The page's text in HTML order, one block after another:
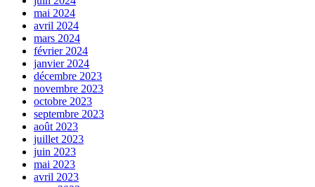
mai 2024
avril 2024
mars 2024
février 2024
janvier 2024
décembre 2023
novembre 2023
octobre 2023
septembre 2023
août 2023
juillet 2023
juin 2023
mai 2023
avril 2023